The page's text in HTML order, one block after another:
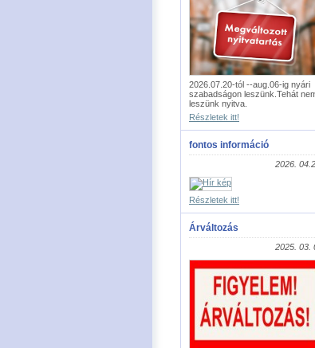
2026.07.20-tól --aug.06-ig nyári
szabadságon leszünk.Tehát
leszünk nyitva.
Részletek itt!
fontos információ
2026.
Részletek itt!
Árváltozás
2025. 03.